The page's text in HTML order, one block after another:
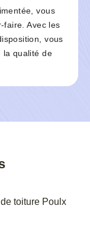
vous
faire. Avec les
vous
la qualité de
toiture Poulx